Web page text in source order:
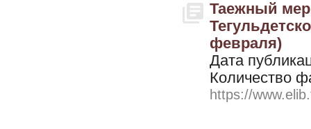
Таежный
февраля)
Дата
Количество
https://